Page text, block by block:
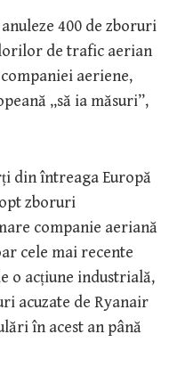
400 de zboruri
de trafic aerian
aeriene,
„să ia măsuri”,
din întreaga Europă
zboruri
companie aeriană
cele mai recente
o acțiune industrială,
acuzate de Ryanair
în acest an până